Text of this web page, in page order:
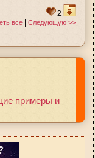
2
все | Следующую >>
примеры и